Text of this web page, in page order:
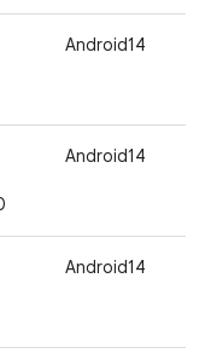
Android14
Android14
Android14